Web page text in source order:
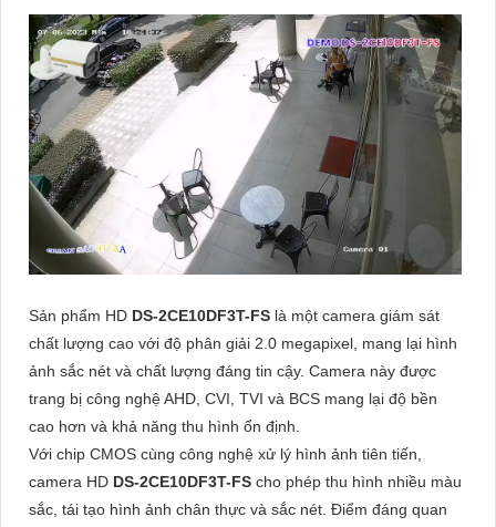
Sản phẩm HD DS-2CE10DF3T-FS là một camera giám sát
chất lượng cao với độ phân giải 2.0 megapixel, mang lại hình
ảnh sắc nét và chất lượng đáng tin cậy. Camera này được
trang bị công nghệ AHD, CVI, TVI và BCS mang lại độ bền
cao hơn và khả năng thu hình ổn định.
Với chip CMOS cùng công nghệ xử lý hình ảnh tiên tiến,
camera HD DS-2CE10DF3T-FS cho phép thu hình nhiều màu
sắc, tái tạo hình ảnh chân thực và sắc nét. Điểm đáng quan